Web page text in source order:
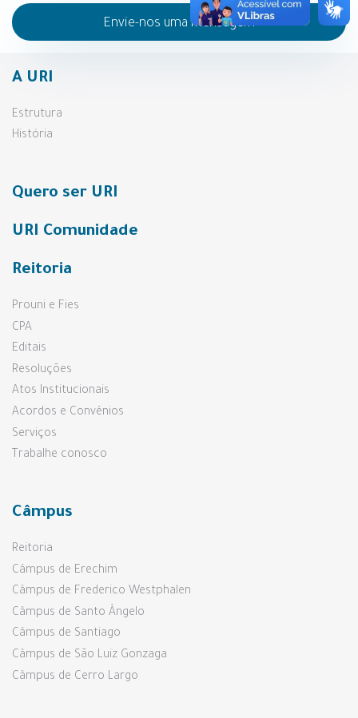
Envie-nos uma mensagem
A URI
Estrutura
História
Quero ser URI
URI Comunidade
Reitoria
Prouni e Fies
CPA
Editais
Resoluções
Atos Institucionais
Acordos e Convênios
Serviços
Trabalhe conosco
Câmpus
Reitoria
Câmpus de Erechim
Câmpus de Frederico Westphalen
Câmpus de Santo Ângelo
Câmpus de Santiago
Câmpus de São Luiz Gonzaga
Câmpus de Cerro Largo